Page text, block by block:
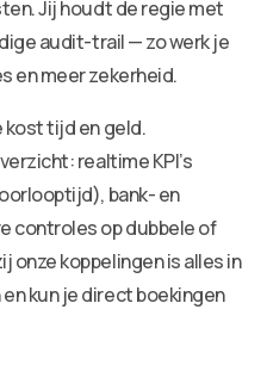
Jij houdt de regie met
audit-trail — zo werk je
en meer zekerheid.
tijd en geld.
realtime KPI’s
bank- en
controles op dubbele of
onze koppelingen is alles in
kun je direct boekingen